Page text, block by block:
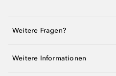
Weitere Fragen?
Weitere Informationen